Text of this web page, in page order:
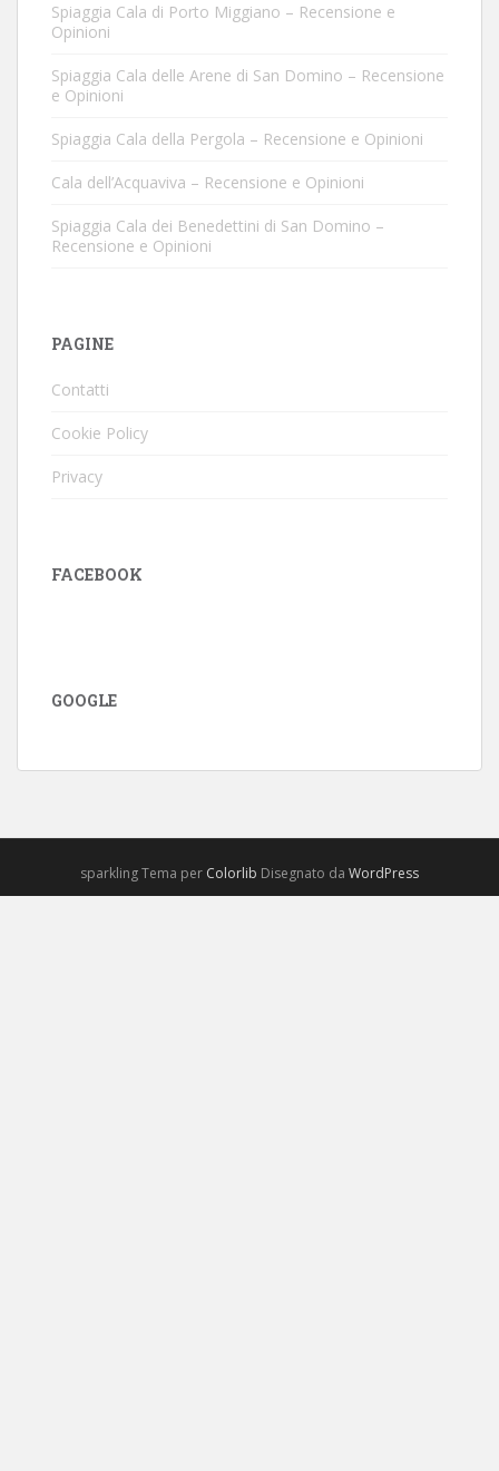
Spiaggia Cala di Porto Miggiano – Recensione e
Opinioni
Spiaggia Cala delle Arene di San Domino – Recensione
e Opinioni
Spiaggia Cala della Pergola – Recensione e Opinioni
Cala dell’Acquaviva – Recensione e Opinioni
Spiaggia Cala dei Benedettini di San Domino –
Recensione e Opinioni
PAGINE
Contatti
Cookie Policy
Privacy
FACEBOOK
GOOGLE
sparkling Tema per Colorlib Disegnato da WordPress